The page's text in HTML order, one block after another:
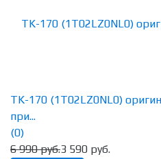
TK-170 (1T02LZ0NL0)
при...
(0)
6 990 руб.3 590 руб.